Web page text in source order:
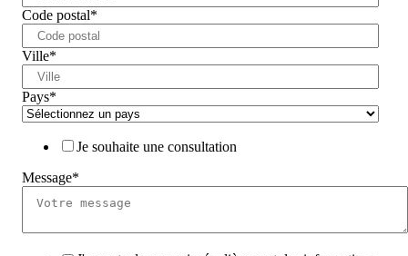
Code postal*
Ville*
Pays*
Je souhaite une consultation
Message*